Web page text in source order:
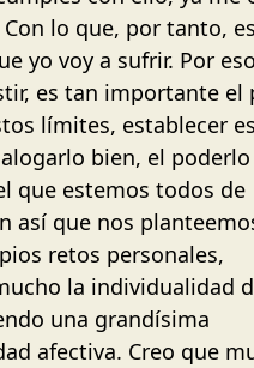
lo que, por tanto,
yo voy a sufrir. Por
es tan importante el
límites, establecer
bien, el poderlo
que estemos todos de
así que nos
retos personales,
la individualidad
una grandísima
afectiva. Creo que